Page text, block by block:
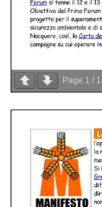
Page 1 / 1